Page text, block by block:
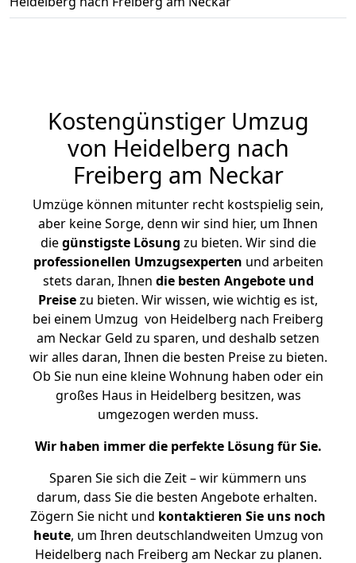
Kostengünstiger Umzug
von Heidelberg nach
Freiberg am Neckar
Umzüge können mitunter recht kostspielig sein,
aber keine Sorge, denn wir sind hier, um Ihnen
diegünstigste Lösung zu bieten. Wir sind die
professionellen Umzugsexperten und arbeiten
stets daran, Ihnen die besten Angebote und
Preisezu bieten. Wir wissen, wie wichtig es ist,
bei einem Umzug von Heidelberg nach Freiberg
am Neckar Geld zu sparen, und deshalb setzen
wir alles daran, Ihnen die besten Preise zu bieten.
Ob Sie nun eine kleine Wohnung haben oder ein
großes Haus in Heidelberg besitzen, was
umgezogen werden muss.
Wir haben immer die perfekte Lösung für Sie.
Sparen Sie sich die Zeit – wir kümmern uns
darum, dass Sie die besten Angebote erhalten.
Zögern Sie nicht und kontaktieren Sie uns noch
heute, um Ihren deutschlandweiten Umzug von
Heidelberg nach Freiberg am Neckar zu planen.